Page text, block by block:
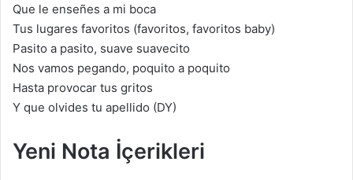
Que le enseñes a mi boca
Tus lugares favoritos (favoritos, favoritos baby)
Pasito a pasito, suave suavecito
Nos vamos pegando, poquito a poquito
Hasta provocar tus gritos
Y que olvides tu apellido (DY)
Yeni Nota İçerikleri